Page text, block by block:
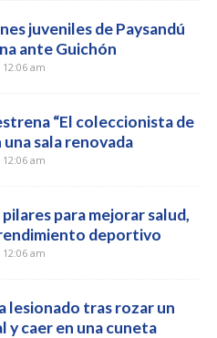
juveniles de Paysandú
ante Guichón
am
“El coleccionista de
sala renovada
am
para mejorar salud,
deportivo
am
lesionado tras rozar un
y caer en una cuneta